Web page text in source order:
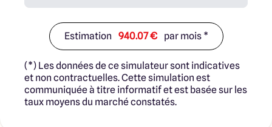
Estimation 940.07 € par mois *
(*) Les données de ce simulateur sont indicatives
et non contractuelles. Cette simulation est
communiquée à titre informatif et est basée sur les
taux moyens du marché constatés.